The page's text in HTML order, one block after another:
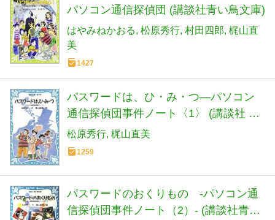
パソコン通信探偵団 (講談社青い鳥文庫)
はやみねかおる 松原秀行 村田四郎 梶山直
美
1427
パスワードは、ひ・み・つ―パソコン
通信探偵団事件ノート〈1〉 (講談社 青
い鳥文庫)
松原秀行 梶山直美
1259
パスワードのおくりもの -パソコン通
信探偵団事件ノート（2）- (講談社青い